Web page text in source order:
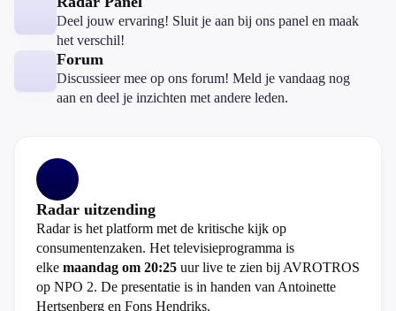
Deel jouw ervaring! Sluit je aan bij ons panel en maak
het verschil!
Forum
Discussieer mee op ons forum! Meld je vandaag nog
aan en deel je inzichten met andere leden.
Radar uitzending
Radar is het platform met de kritische kijk op
consumentenzaken. Het televisieprogramma is
elke maandag om 20:25 uur live te zien bij AVROTROS
op NPO 2. De presentatie is in handen van Antoinette
Hertsenberg en Fons Hendriks.